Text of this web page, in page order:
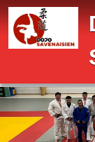
Panneau de